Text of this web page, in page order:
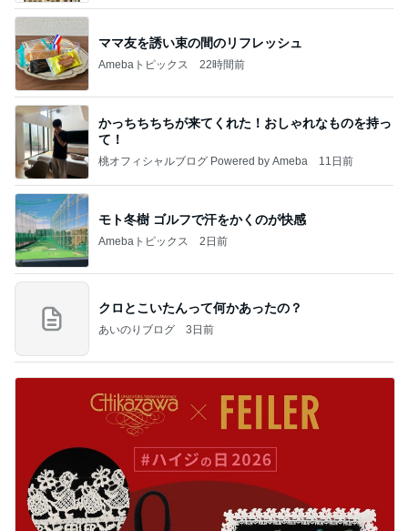
ママ友を誘い束の間のリフレッシュ
Amebaトピックス 22時間前
かっちちちちが来てくれた！おしゃれなものを持っ
て！
桃オフィシャルブログ Powered by Ameba 11日前
モト冬樹 ゴルフで汗をかくのが快感
Amebaトピックス 2日前
クロとこいたんって何かあったの？
あいのりブログ 3日前